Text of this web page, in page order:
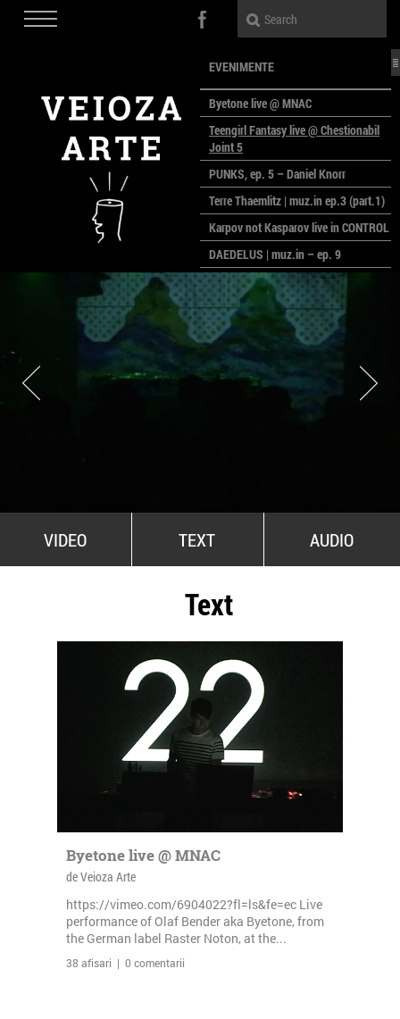
EVENIMENTE
Byetone live @ MNAC
Teengirl Fantasy live @ Chestionabil
Joint 5
PUNKS, ep. 5 – Daniel Knorr
Terre Thaemlitz | muz.in ep.3 (part.1)
Karpov not Kasparov live in CONTROL
DAEDELUS | muz.in – ep. 9
LALELE, LALELE – prima premieră a
anului la MACAZ
CinePOLSKA – filme poloneze la
București
PEOPLE OF ROMANIA se lansează la
galeria Simeza
All Stars For Outernational
VIDEO TEXT AUDIO
Text
Byetone live @ MNAC
de Veioza Arte
https://vimeo.com/6904022?fl=ls&fe=ec Live
performance of Olaf Bender aka Byetone, from
the German label Raster Noton, at the...
38 afisari | 0 comentarii